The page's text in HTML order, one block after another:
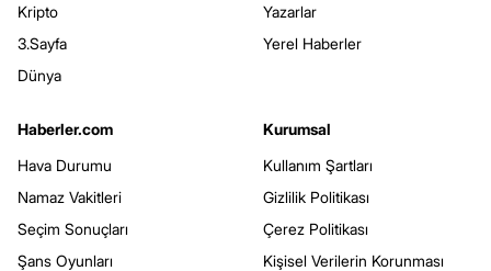
Kripto
3.Sayfa
Dünya
Yazarlar
Yerel Haberler
Haberler.com
Hava Durumu
Namaz Vakitleri
Seçim Sonuçları
Şans Oyunları
Kurumsal
Kullanım Şartları
Gizlilik Politikası
Çerez Politikası
Kişisel Verilerin Korunması